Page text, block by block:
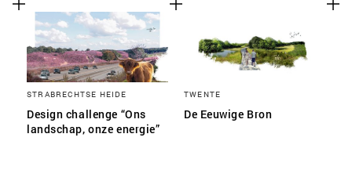
STRABRECHTSE HEIDE
Design challenge “Ons
landschap, onze energie”
TWENTE
De Eeuwige Bron